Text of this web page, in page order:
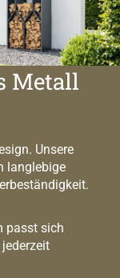
Metall
Unsere
langlebige
passt sich